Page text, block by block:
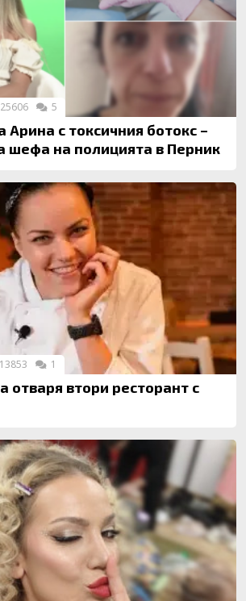
Арина с токсичния ботокс –
шефа на полицията в Перник
25606 5
отваря втори ресторант с
13853 1